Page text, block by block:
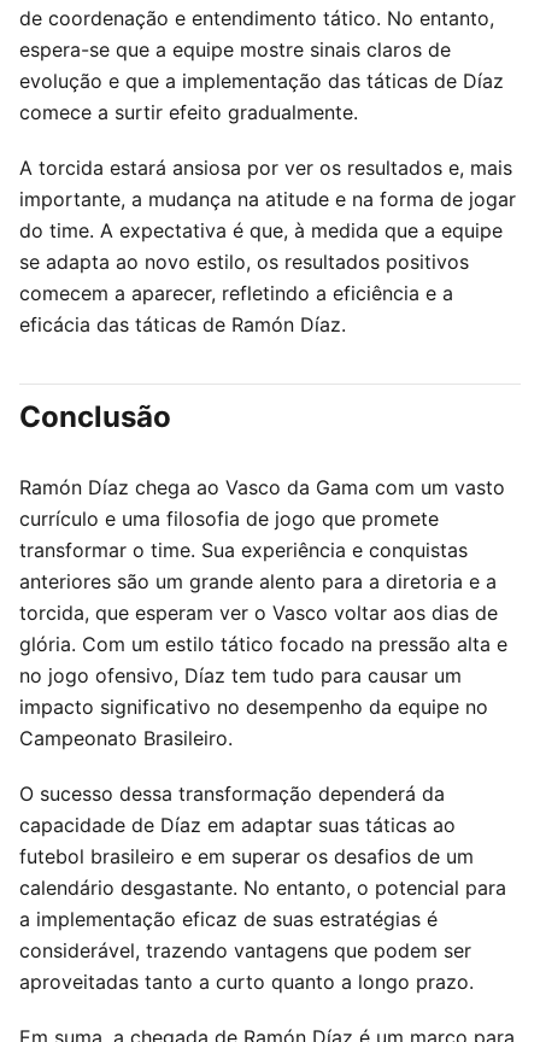
de coordenação e entendimento tático. No entanto,
espera-se que a equipe mostre sinais claros de
evolução e que a implementação das táticas de Díaz
comece a surtir efeito gradualmente.
A torcida estará ansiosa por ver os resultados e, mais
importante, a mudança na atitude e na forma de jogar
do time. A expectativa é que, à medida que a equipe
se adapta ao novo estilo, os resultados positivos
comecem a aparecer, refletindo a eficiência e a
eficácia das táticas de Ramón Díaz.
Conclusão
Ramón Díaz chega ao Vasco da Gama com um vasto
currículo e uma filosofia de jogo que promete
transformar o time. Sua experiência e conquistas
anteriores são um grande alento para a diretoria e a
torcida, que esperam ver o Vasco voltar aos dias de
glória. Com um estilo tático focado na pressão alta e
no jogo ofensivo, Díaz tem tudo para causar um
impacto significativo no desempenho da equipe no
Campeonato Brasileiro.
O sucesso dessa transformação dependerá da
capacidade de Díaz em adaptar suas táticas ao
futebol brasileiro e em superar os desafios de um
calendário desgastante. No entanto, o potencial para
a implementação eficaz de suas estratégias é
considerável, trazendo vantagens que podem ser
aproveitadas tanto a curto quanto a longo prazo.
Em suma, a chegada de Ramón Díaz é um marco para